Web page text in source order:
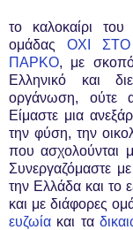
το καλοκαίρι
ομάδαςΟΧΙ ΣΤΟ
ΠΑΡΚΟ, με σκοπό
Ελληνικό και
οργάνωση, ούτε
Είμαστε μια
την φύση, την
που ασχολούνται
Συνεργαζόμαστε
την Ελλάδα και το
και με διάφορες
ευζωία και τα